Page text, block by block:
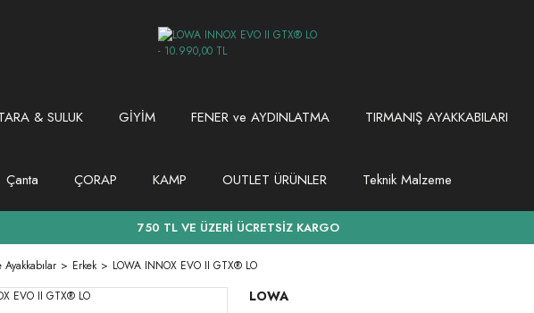
& SULUK GİYİM FENER ve AYDINLATMA TIRMANIŞ AYAKKABILARI
Çanta ÇORAP KAMP OUTLET ÜRÜNLER Teknik Malzeme
750 TL VE ÜZERİ ÜCRETSİZ KARGO
Erkek LOWA INNOX EVO II GTX® LO
LOWA